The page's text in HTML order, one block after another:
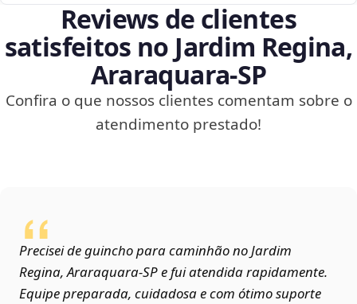
Reviews de clientes
satisfeitos no Jardim Regina,
Araraquara‑SP
Confira o que nossos clientes comentam sobre o
atendimento prestado!
Precisei de guincho para caminhão no Jardim
Regina, Araraquara‑SP e fui atendida rapidamente.
Equipe preparada, cuidadosa e com ótimo suporte